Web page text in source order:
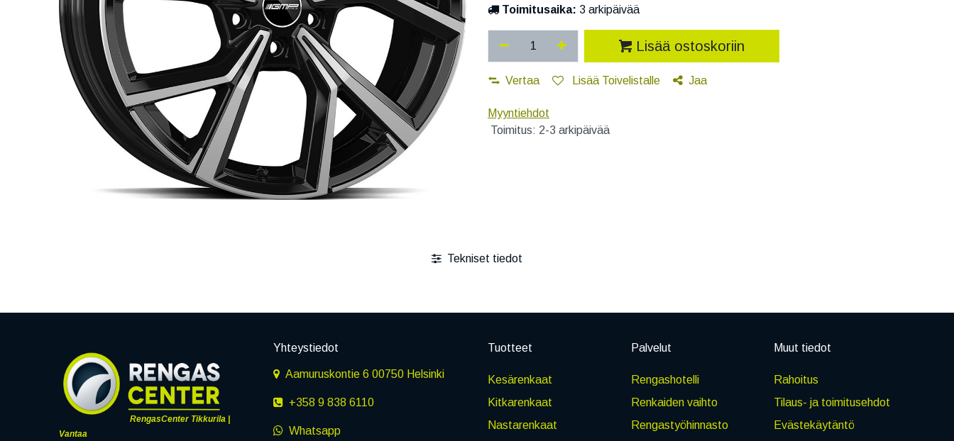
Toimitusaika: 3 arkipäivää
Lisää ostoskoriin
Vertaa Lisää Toivelistalle Jaa
Myyntiehdot
Toimitus: 2-3 arkipäivää
Tekniset tiedot
RengasCenter Tikkurila |
Vantaa
Yhteystiedot
Aamuruskontie 6 00750 Helsinki
+358 9 838 6110
Whatsapp
Tuotteet
Kesärenkaat
Kitkarenkaat
Nastarenkaat
Palvelut
Rengashotelli
Renkaiden vaihto
Rengastyöhinnasto
Muut tiedot
Rahoitus
Tilaus- ja toimitusehdot
Evästekäytäntö